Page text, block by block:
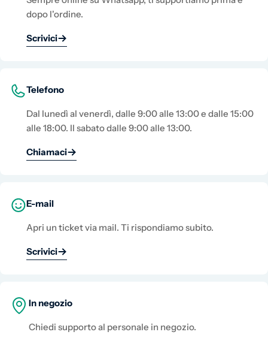
dopo l'ordine.
Scrivici
Telefono
Dal lunedì al venerdì, dalle 9:00 alle 13:00 e dalle 15:00
alle 18:00. Il sabato dalle 9:00 alle 13:00.
Chiamaci
E-mail
Apri un ticket via mail. Ti rispondiamo subito.
Scrivici
In negozio
Chiedi supporto al personale in negozio.